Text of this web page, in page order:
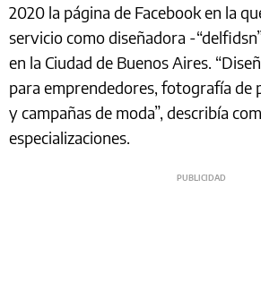
2020 la página de Facebook en la
servicio como diseñadora -
en la Ciudad de Buenos Aires.
para emprendedores, fotografía de
y campañas de moda”, describía
especializaciones.